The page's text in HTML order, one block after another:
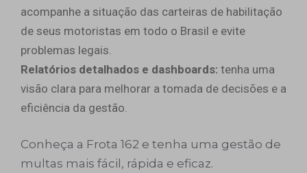
acompanhe a situação das carteiras de habilitação
de seus motoristas em todo o Brasil e evite
problemas legais.
Relatórios detalhados e dashboards: tenha uma
visão clara para melhorar a tomada de decisões e a
eficiência da gestão.
Conheça a Frota 162 e tenha uma gestão de
multas mais fácil, rápida e eficaz.